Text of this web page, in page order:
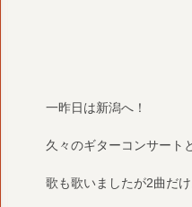
一昨日は新潟へ！
久々のギターコンサート
歌も歌いましたが2曲だけ